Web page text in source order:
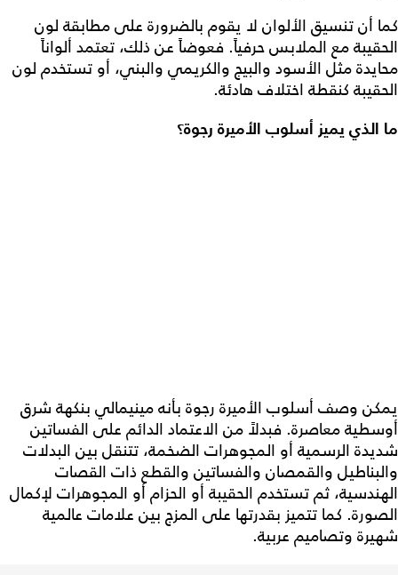
كما أن تنسيق الألوان لا يقوم بالضرورة على مطابقة لون
الحقيبة مع الملابس حرفياً. فعوضاً عن ذلك، تعتمد ألواناً
محايدة مثل الأسود والبيج والكريمي والبني، أو تستخدم لون
الحقيبة كنقطة اختلاف هادئة.
ما الذي يميز أسلوب الأميرة رجوة؟
يمكن وصف أسلوب الأميرة رجوة بأنه مينيمالي بنكهة شرق
أوسطية معاصرة. فبدلاً من الاعتماد الدائم على الفساتين
شديدة الرسمية أو المجوهرات الضخمة، تتنقل بين البدلات
والبناطيل والقمصان والفساتين والقطع ذات القصات
الهندسية، ثم تستخدم الحقيبة أو الحزام أو المجوهرات لإكمال
الصورة. كما تتميز بقدرتها على المزج بين علامات عالمية
شهيرة وتصاميم عربية.